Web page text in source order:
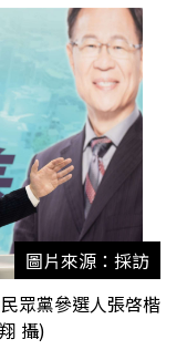
圖片來源：採訪
眾黨參選人張啓楷
攝)